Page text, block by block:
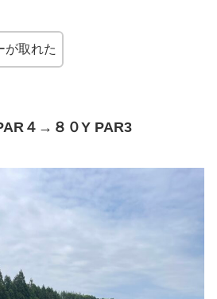
が取れた
４→８０Y PAR3